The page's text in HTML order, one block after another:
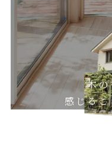
木
感じる